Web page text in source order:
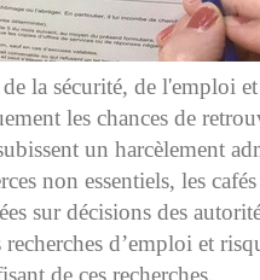
la sécurité, de l'emploi et
les chances de
un harcèlement
non essentiels, les cafés
sur décisions des
d’emploi et
de ces recherches.